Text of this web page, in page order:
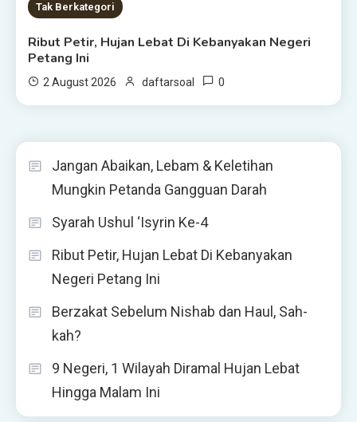
Tak Berkategori
Ribut Petir, Hujan Lebat Di Kebanyakan Negeri
Petang Ini
2 August 2026 daftarsoal 0
Jangan Abaikan, Lebam & Keletihan
Mungkin Petanda Gangguan Darah
Syarah Ushul ‘Isyrin Ke-4
Ribut Petir, Hujan Lebat Di Kebanyakan
Negeri Petang Ini
Berzakat Sebelum Nishab dan Haul, Sah-
kah?
9 Negeri, 1 Wilayah Diramal Hujan Lebat
Hingga Malam Ini